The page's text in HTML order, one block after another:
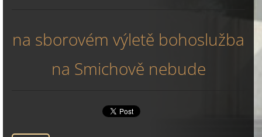
na sborovém výletě bohoslužba
na Smichově nebude